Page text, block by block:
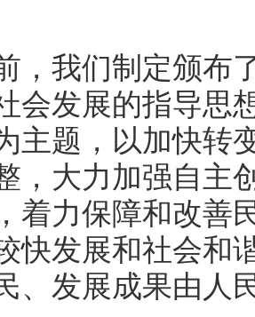
我们制定颁布了
会发展的指导思
主题，以加快转
，大力加强自主
着力保障和改善
快发展和社会和
、发展成果由人